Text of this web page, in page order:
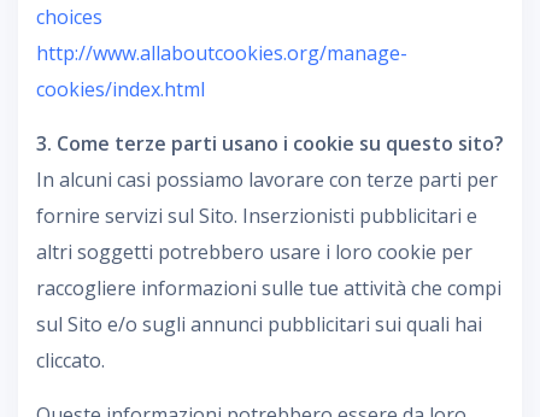
choices
http://www.allaboutcookies.org/manage-
cookies/index.html
3. Come terze parti usano i cookie su questo sito?
In alcuni casi possiamo lavorare con terze parti per
fornire servizi sul Sito. Inserzionisti pubblicitari e
altri soggetti potrebbero usare i loro cookie per
raccogliere informazioni sulle tue attività che compi
sul Sito e/o sugli annunci pubblicitari sui quali hai
cliccato.